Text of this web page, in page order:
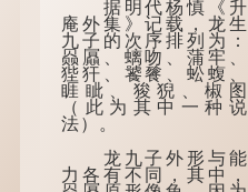
据明代杨慎《升
庵外集》记载，龙生
九子的次序排列为：
赑屭、螭吻、蒲牢、
狴犴、饕餮、蚣蝮、
睚眦、狻猊、椒图
（此为其中一种说
法）。
龙九子外形与能
力各有不同，其中，